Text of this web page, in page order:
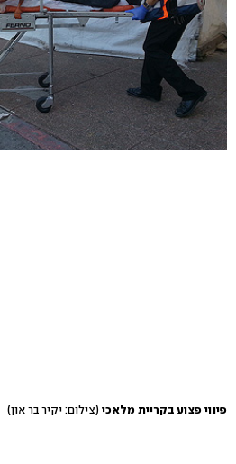
פינוי פצוע בקריית מלאכי (צילום: יקיר בר און)